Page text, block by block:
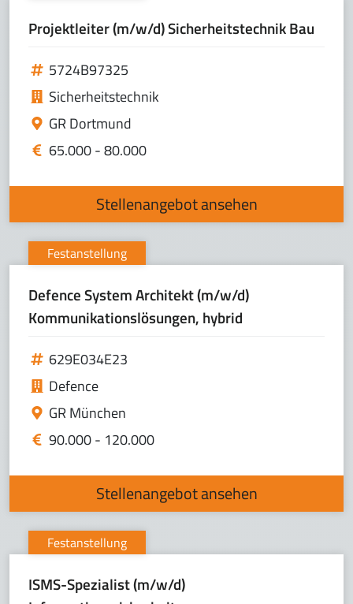
Projektleiter (m/w/d) Sicherheitstechnik Bau
5724B97325
Sicherheitstechnik
GR Dortmund
65.000 - 80.000
Stellenangebot ansehen
Festanstellung
Defence System Architekt (m/w/d)
Kommunikationslösungen, hybrid
629E034E23
Defence
GR München
90.000 - 120.000
Stellenangebot ansehen
Festanstellung
ISMS-Spezialist (m/w/d)